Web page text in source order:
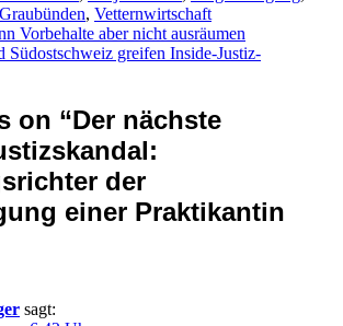
, Vetternwirtschaft
Vorbehalte aber nicht ausräumen
Südostschweiz greifen Inside-Justiz-
on “Der nächste
der
einer Praktikantin
sagt: